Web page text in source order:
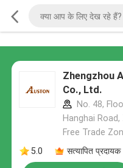
Zhengzhou
Co., Ltd.
No. 48,
Hanghai
Free Trade
5.0
सत्यापित प्रदायक